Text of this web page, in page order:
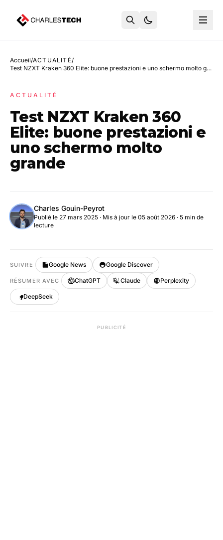
Accueil/ACTUALITÉ/
Test NZXT Kraken 360 Elite: buone prestazioni e uno schermo molto grande
ACTUALITÉ
Test NZXT Kraken 360
Elite: buone prestazioni e
uno schermo molto
grande
Charles Gouin-Peyrot
Publié le 27 mars 2025 · Mis à jour le 05 août 2026 · 5 min de
lecture
SUIVRE Google News Google Discover
RÉSUMER AVEC ChatGPT Claude Perplexity
DeepSeek
PUBLICITÉ